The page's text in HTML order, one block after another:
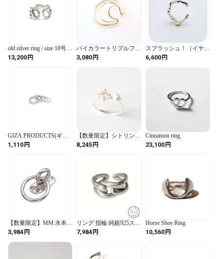
old silver ring / size 18号ほ
ど
13,200円
バイカラートリプルフー
プイヤーカフ
3,080円
スプラッシュ！（イヤー
カフ）
6,600円
GIZA PRODUCTS(ギザ
プロダクツ) アルミ スペ
ーサー HDW02401 シル
1,110円
【数量限定】シトリン×
パールのシルバーリング
《送料無料》天然石
8,245円
Cinnamon ring
23,100円
【数量限定】MM 水本機
械製作所 SUS304 ステン
レス 回転パッドアイ丸
カン PDSR-6
3,984円
リング 指輪 純銀925スタ
ーリングシルバー ジュ
エリーリング S925 男女
氏 彼女 925シルバーチェ
7,984円
Horse Shoe Ring
10,560円